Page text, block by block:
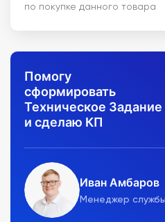
по покупке данного товара
Помогу
сформировать
Техническое Задание
и сделаю КП
Иван Амбаров
Менеджер